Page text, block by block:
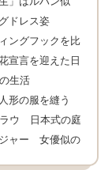
ドレス姿
ングフックを比
宣言を迎えた日
生活
形の服を縫う
ウ 日本式の庭
ャー 女優似の